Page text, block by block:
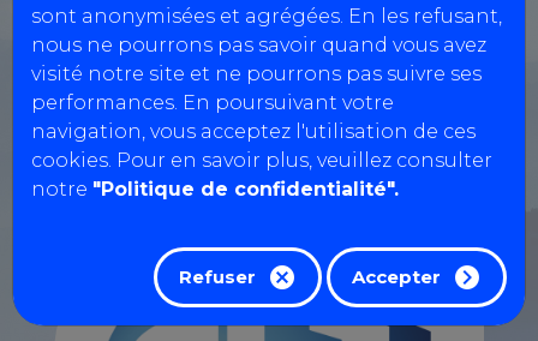
sont anonymisées et agrégées. En les refusant,
nous ne pourrons pas savoir quand vous avez
visité notre site et ne pourrons pas suivre ses
performances. En poursuivant votre
navigation, vous acceptez l'utilisation de ces
cookies. Pour en savoir plus, veuillez consulter
notre "Politique de confidentialité".
Refuser Accepter
Réservation Véhicules Légers
Réservation motos, quads, voiturettes...